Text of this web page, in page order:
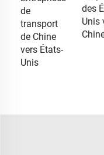
de
transport
de Chine
vers États-
Unis
des
Unis